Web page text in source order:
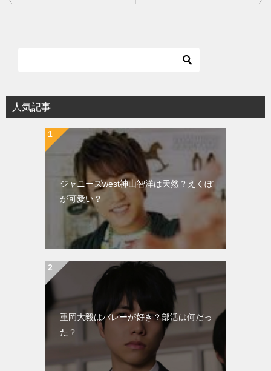
シ人気記事
ジャニーズwest神山智洋は天然？えくぼ
が可愛い？
重岡大毅はバレーが好き？部活は何だっ
た？